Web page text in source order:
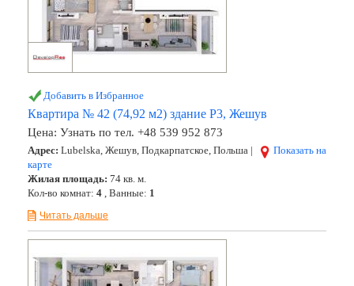
Добавить в Избранное
Квартира № 42 (74,92 м2) здание Р3, Жешув
Цена: Узнать по тел. +48 539 952 873
Адрес: Lubelska, Жешув, Подкарпатское, Польша |
Показать на
карте
Жилая площадь: 74 кв. м.
Кол-во комнат: 4 , Ванные: 1
Читать дальше